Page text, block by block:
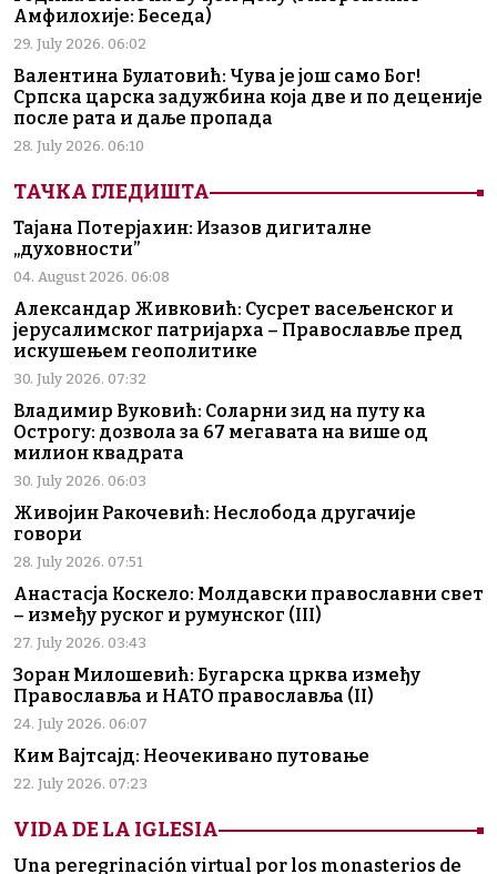
Амфилохије: Беседа)
29. July 2026. 06:02
Валентина Булатовић: Чува је још само Бог!
Српска царска задужбина која две и по деценије
после рата и даље пропада
28. July 2026. 06:10
ТАЧКА ГЛЕДИШТА
Тајана Потерјахин: Изазов дигиталне
„духовности”
04. August 2026. 06:08
Александар Живковић: Сусрет васељенског и
јерусалимског патријарха – Православље пред
искушењем геополитике
30. July 2026. 07:32
Владимир Вуковић: Соларни зид на путу ка
Острогу: дозвола за 67 мегавата на више од
милион квадрата
30. July 2026. 06:03
Живојин Ракочевић: Неслобода другачије
говори
28. July 2026. 07:51
Анастасја Коскело: Молдавски православни свет
– између руског и румунског (III)
27. July 2026. 03:43
Зоран Милошевић: Бугарска црква између
Православља и НАТО православља (II)
24. July 2026. 06:07
Ким Вајтсајд: Неочекивано путовање
22. July 2026. 07:23
VIDA DE LA IGLESIA
Una peregrinación virtual por los monasterios de